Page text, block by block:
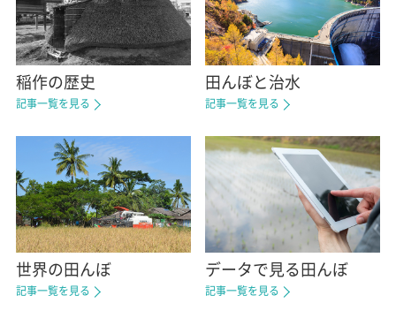
稲作の歴史
記事一覧を見る
田んぼと治水
記事一覧を見る
世界の田んぼ
記事一覧を見る
データで見る田んぼ
記事一覧を見る